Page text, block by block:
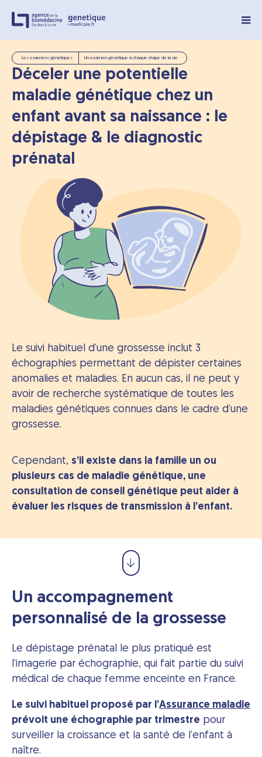
Les examens génétiques Un examen génétique à chaque étape de la vie
Déceler une potentielle
maladie génétique chez un
enfant avant sa naissance : le
dépistage & le diagnostic
prénatal
Le suivi habituel d’une grossesse inclut 3
échographies permettant de dépister certaines
anomalies et maladies. En aucun cas, il ne peut y
avoir de recherche systématique de toutes les
maladies génétiques connues dans le cadre d’une
grossesse.
Cependant, s’il existe dans la famille un ou
plusieurs cas de maladie génétique, une
consultation de conseil génétique peut aider à
évaluer les risques de transmission à l’enfant.
Un accompagnement
personnalisé de la grossesse
Le dépistage prénatal le plus pratiqué est
l’imagerie par échographie, qui fait partie du suivi
médical de chaque femme enceinte en France.
Le suivi habituel proposé par l’Assurance maladie
prévoit une échographie par trimestre pour
surveiller la croissance et la santé de l’enfant à
naître.